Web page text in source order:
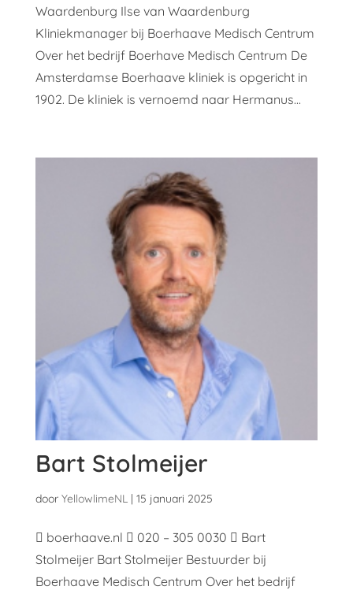
Waardenburg Ilse van Waardenburg
Kliniekmanager bij Boerhaave Medisch Centrum
Over het bedrijf Boerhave Medisch Centrum De
Amsterdamse Boerhaave kliniek is opgericht in
1902. De kliniek is vernoemd naar Hermanus...
Bart Stolmeijer
door YellowlimeNL | 15 januari 2025
 boerhaave.nl  020 – 305 0030  Bart
Stolmeijer Bart Stolmeijer Bestuurder bij
Boerhaave Medisch Centrum Over het bedrijf